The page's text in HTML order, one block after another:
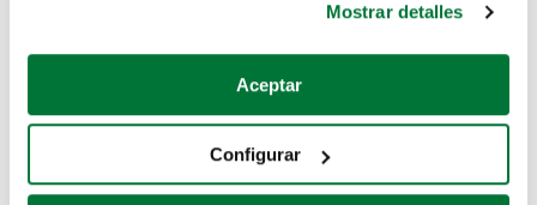
Si lo permite, también quisiéramos:
Recopilar información sobre su ubicación geográfica
Identificar su dispositivo analizándolo activamente
para buscar características específicas (huellas
Mostrar detalles
Aceptar
Configurar
Coches de segunda mano
Coches de km0